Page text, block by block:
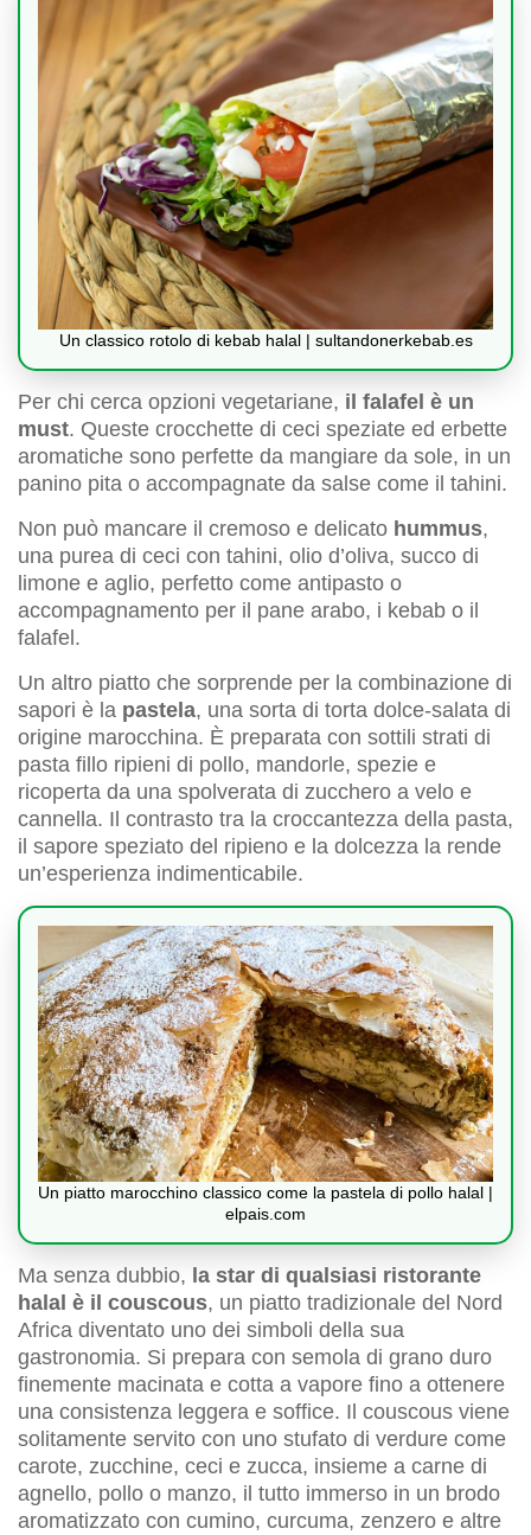
Un classico rotolo di kebab halal | sultandonerkebab.es
Per chi cerca opzioni vegetariane, il falafel è un
must. Queste crocchette di ceci speziate ed erbette
aromatiche sono perfette da mangiare da sole, in un
panino pita o accompagnate da salse come il tahini.
Non può mancare il cremoso e delicato hummus,
una purea di ceci con tahini, olio d’oliva, succo di
limone e aglio, perfetto come antipasto o
accompagnamento per il pane arabo, i kebab o il
falafel.
Un altro piatto che sorprende per la combinazione di
sapori è la pastela, una sorta di torta dolce-salata di
origine marocchina. È preparata con sottili strati di
pasta fillo ripieni di pollo, mandorle, spezie e
ricoperta da una spolverata di zucchero a velo e
cannella. Il contrasto tra la croccantezza della pasta,
il sapore speziato del ripieno e la dolcezza la rende
un’esperienza indimenticabile.
Un piatto marocchino classico come la pastela di pollo halal |
elpais.com
Ma senza dubbio, la star di qualsiasi ristorante
halal è il couscous, un piatto tradizionale del Nord
Africa diventato uno dei simboli della sua
gastronomia. Si prepara con semola di grano duro
finemente macinata e cotta a vapore fino a ottenere
una consistenza leggera e soffice. Il couscous viene
solitamente servito con uno stufato di verdure come
carote, zucchine, ceci e zucca, insieme a carne di
agnello, pollo o manzo, il tutto immerso in un brodo
aromatizzato con cumino, curcuma, zenzero e altre